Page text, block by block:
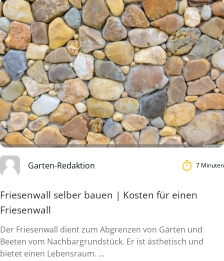
Garten-Redaktion 7 Minuten
Friesenwall selber bauen | Kosten für einen
Friesenwall
Der Friesenwall dient zum Abgrenzen von Gärten und
Beeten vom Nachbargrundstück. Er ist ästhetisch und
bietet einen Lebensraum. ...